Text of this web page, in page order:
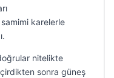
karelerle
nitelikte
sonra güneş